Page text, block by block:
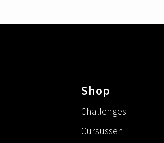
Shop
Challenges
Cursussen